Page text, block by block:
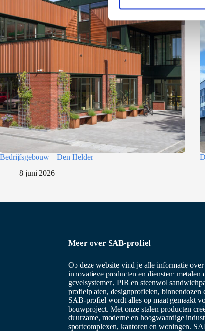
m
i
n
g
s
e
l
e
c
t
e
Bedrijfsgebouw – Den Helder
8 juni 2026
Meer over SAB-profiel
Op deze website vind je alle informatie over
innovatieve producten en diensten: metalen
gevelsystemen, PIR en steenwol
profielplaten, designprofielen, binnendozen
SAB-profiel wordt alles op maat gemaakt
bouwproject. Met onze stalen producten
duurzame, moderne en hoogwaardige
sportcomplexen, kantoren en woningen.